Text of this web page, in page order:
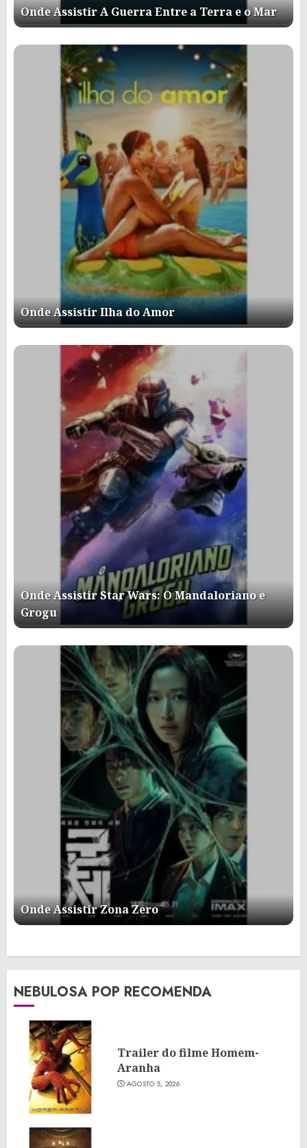
Onde Assistir A Guerra Entre a Terra e o Mar
Onde Assistir Ilha do Amor
Onde Assistir Star Wars: O Mandaloriano e
Grogu
Onde Assistir Zona Zero
NEBULOSA POP RECOMENDA
Trailer do filme Homem-
Aranha
AGOSTO 5, 2026